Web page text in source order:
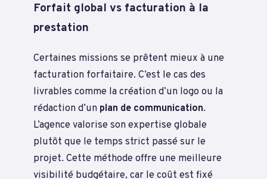
Forfait global vs facturation à la
prestation
Certaines missions se prêtent mieux à une
facturation forfaitaire. C’est le cas des
livrables comme la création d’un logo ou la
rédaction d’un plan de communication.
L’agence valorise son expertise globale
plutôt que le temps strict passé sur le
projet. Cette méthode offre une meilleure
visibilité budgétaire, car le coût est fixé